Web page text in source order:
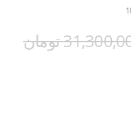
تومان